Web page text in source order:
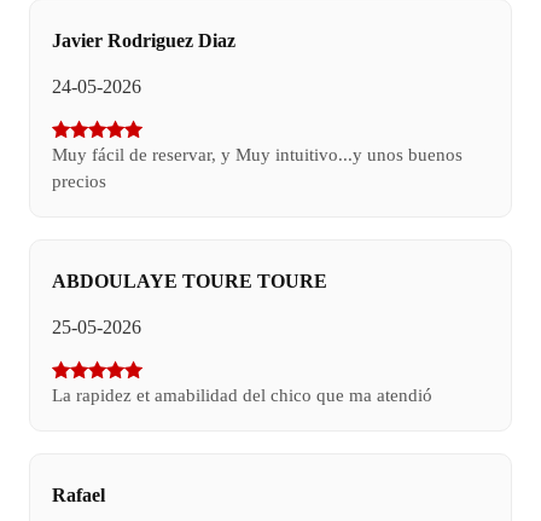
Javier Rodriguez Diaz
24-05-2026
Muy fácil de reservar, y Muy intuitivo...y unos buenos
precios
ABDOULAYE TOURE TOURE
25-05-2026
La rapidez et amabilidad del chico que ma atendió
Rafael